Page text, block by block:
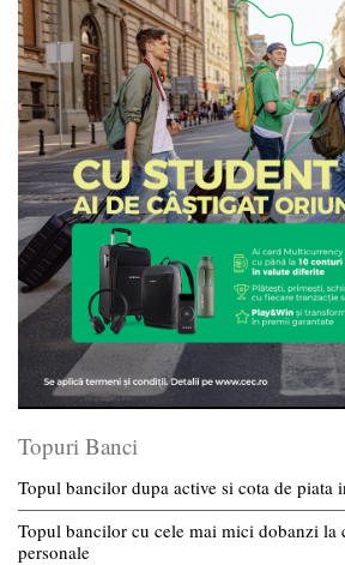
Topuri Banci
Topul bancilor dupa active si cota de piata
Topul bancilor cu cele mai mici dobanzi la
personale